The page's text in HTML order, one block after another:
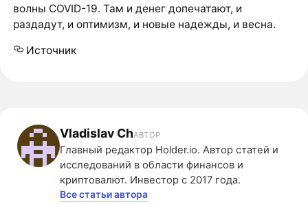
волны COVID-19. Там и денег допечатают, и
раздадут, и оптимизм, и новые надежды, и весна.
Источник
Vladislav ChАВТОР
Главный редактор Holder.io. Автор статей и
исследований в области финансов и
криптовалют. Инвестор с 2017 года.
Все статьи автора